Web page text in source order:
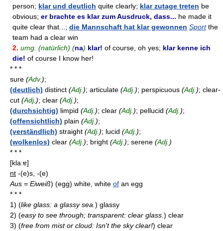
person; klar und deutlich quite clearly; klar zutage treten be
obvious; er brachte es klar zum Ausdruck, dass... he made it
quite clear that...; die Mannschaft hat klar gewonnen Sportthe
team had a clear win
2. umg. (natürlich) (na) klar! of course, oh yes; klar kenne ich
die! of course I know her!
* * *
sure (Adv.);
(deutlich) distinct (Adj. ); articulate (Adj. ); perspicuous (Adj. ); clear-
cut (Adj. ); clear (Adj. );
(durchsichtig) limpid (Adj. ); clear (Adj. ); pellucid (Adj. );
(offensichtlich) plain (Adj. );
(verständlich) straight (Adj. ); lucid (Adj. );
(wolkenlos) clear (Adj. ); bright (Adj. ); serene (Adj. )
* * *
[klaːɐ]
nt -(e)s, -(e)
Aus = Eiweiß) (egg) white, white of an egg
* * *
1) (like glass: a glassy sea. ) glassy
2) (easy to see through; transparent: clear glass. ) clear
3) (free from mist or cloud: Isn't the sky clear!) clear